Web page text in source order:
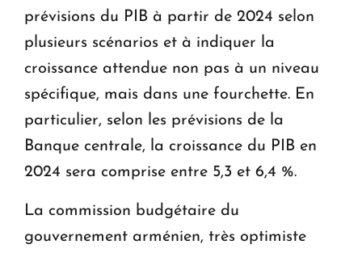
prévisions du PIB à partir de 2024 selon
plusieurs scénarios et à indiquer la
croissance attendue non pas à un niveau
spécifique, mais dans une fourchette. En
particulier, selon les prévisions de la
Banque centrale, la croissance du PIB en
2024 sera comprise entre 5,3 et 6,4 %.
La commission budgétaire du
gouvernement arménien, très optimiste